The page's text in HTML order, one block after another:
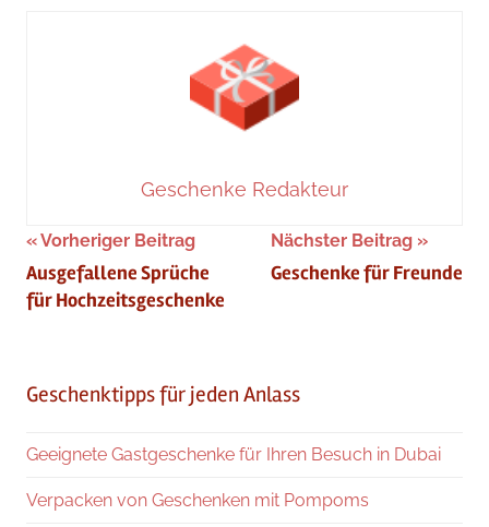
Geschenke Redakteur
Beitragsnavigation
Vorheriger Beitrag
Ausgefallene Sprüche
für Hochzeitsgeschenke
Nächster Beitrag
Geschenke für Freunde
Geschenktipps für jeden Anlass
Geeignete Gastgeschenke für Ihren Besuch in Dubai
Verpacken von Geschenken mit Pompoms